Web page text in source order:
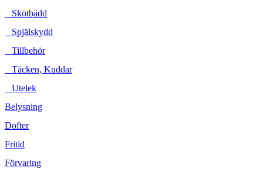
Skötbädd
Spjälskydd
Tillbehör
Täcken, Kuddar
Utelek
Belysning
Dofter
Fritid
Förvaring